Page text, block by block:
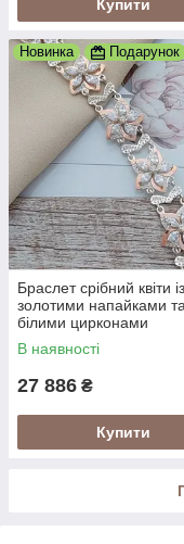
Купити
Новинка Подарунок
Браслет срібний квіти із
золотими напайками
білими цирконами
В наявності
27 886 ₴
Купити